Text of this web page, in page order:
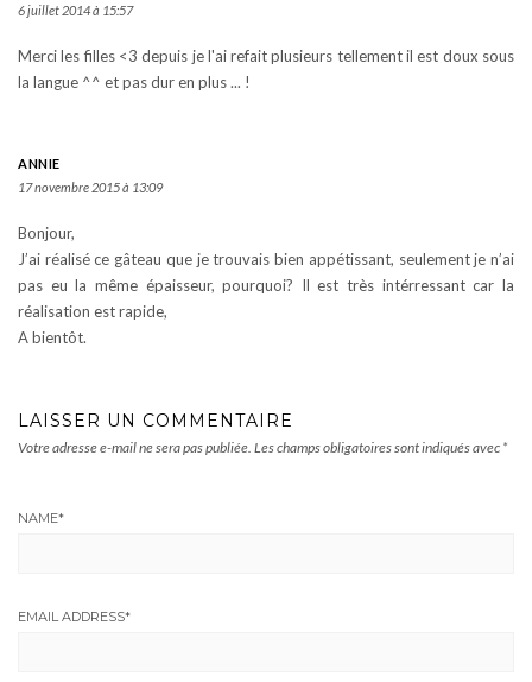
6 juillet 2014 à 15:57
Merci les filles <3 depuis je l'ai refait plusieurs tellement il est doux sous
la langue ^^ et pas dur en plus ... !
ANNIE
17 novembre 2015 à 13:09
Bonjour,
J’ai réalisé ce gâteau que je trouvais bien appétissant, seulement je n’ai
pas eu la même épaisseur, pourquoi? Il est très intérressant car la
réalisation est rapide,
A bientôt.
LAISSER UN COMMENTAIRE
Votre adresse e-mail ne sera pas publiée. Les champs obligatoires sont indiqués avec *
NAME*
EMAIL ADDRESS*